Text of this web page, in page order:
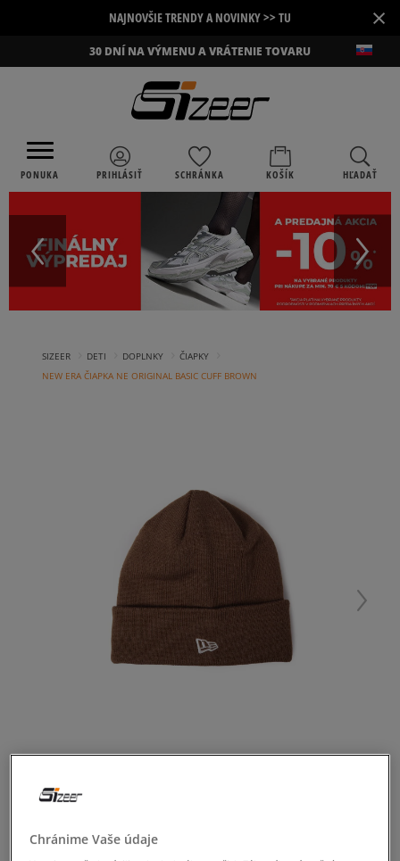
NAJNOVŠIE TRENDY A NOVINKY >> TU ×
30 DNÍ NA VÝMENU A VRÁTENIE TOVARU
PONUKA PRIHLÁSIŤ SCHRÁNKA KOŠÍK HĽADAŤ
SIZEER DETI DOPLNKY ČIAPKY
NEW ERA ČIAPKA NE ORIGINAL BASIC CUFF BROWN
ORIGINAL BASIC CUFF
Chránime Vaše údaje